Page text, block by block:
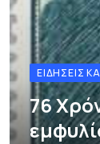
ΕΙΔΉΣΕΙΣ
76